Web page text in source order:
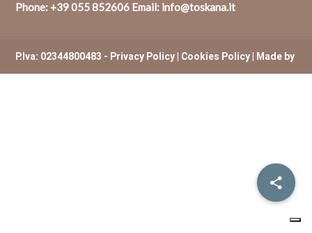
Phone: +39 055 852606 Email: info@toskana.it
P.Iva: 02344800483 - Privacy Policy| Cookies Policy| Made by